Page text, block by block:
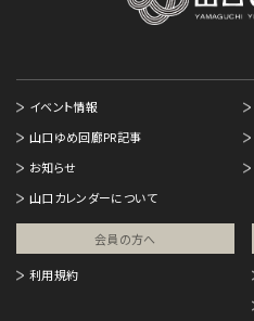
イベント情報
山口ゆめ回廊PR記事
お知らせ
山口カレンダーについて
会員の方へ
利用規約